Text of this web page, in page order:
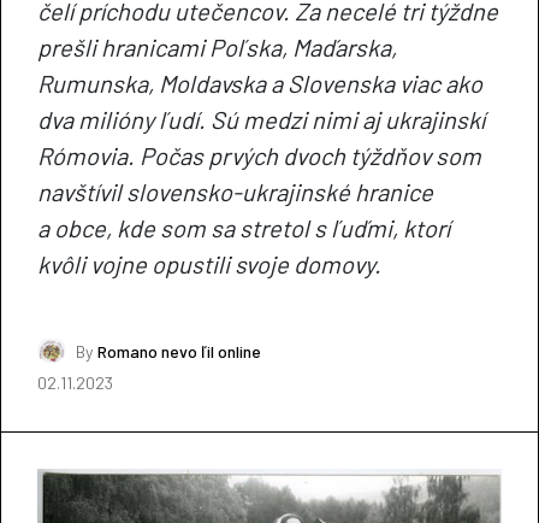
čelí príchodu utečencov. Za necelé tri týždne
prešli hranicami Poľska, Maďarska,
Rumunska, Moldavska a Slovenska viac ako
dva milióny ľudí. Sú medzi nimi aj ukrajinskí
Rómovia. Počas prvých dvoch týždňov som
navštívil slovensko-ukrajinské hranice
a obce, kde som sa stretol s ľuďmi, ktorí
kvôli vojne opustili svoje domovy.
By Romano nevo ľil online
02.11.2023